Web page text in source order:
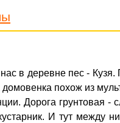
в деревне пес -
похож из
Дорога грунтовая
И тут между